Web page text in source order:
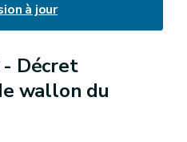
à jour
Décret
wallon du